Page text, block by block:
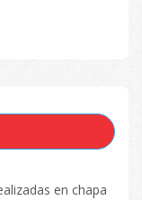
en chapa